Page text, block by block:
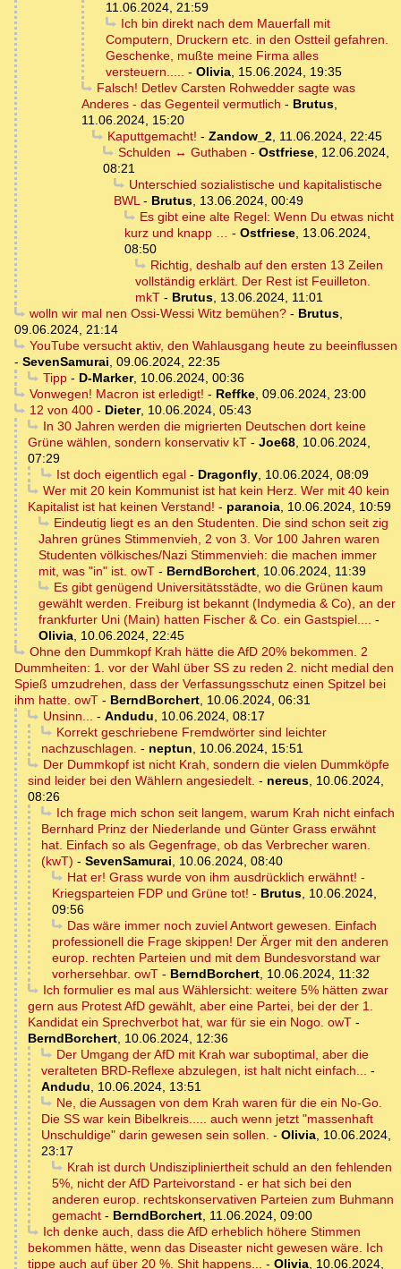
11.06.2024, 21:59
Ich bin direkt nach dem Mauerfall mit
Computern, Druckern etc. in den Ostteil gefahren.
Geschenke, mußte meine Firma alles
versteuern..... - Olivia, 15.06.2024, 19:35
Falsch! Detlev Carsten Rohwedder sagte was
Anderes - das Gegenteil vermutlich - Brutus,
11.06.2024, 15:20
Kaputtgemacht! - Zandow_2, 11.06.2024, 22:45
Schulden ↔ Guthaben - Ostfriese, 12.06.2024,
08:21
Unterschied sozialistische und kapitalistische
BWL- Brutus, 13.06.2024, 00:49
Es gibt eine alte Regel: Wenn Du etwas nicht
kurz und knapp … - Ostfriese, 13.06.2024,
08:50
Richtig, deshalb auf den ersten 13 Zeilen
vollständig erklärt. Der Rest ist Feuilleton.
mkT - Brutus, 13.06.2024, 11:01
wolln wir mal nen Ossi-Wessi Witz bemühen?- Brutus,
09.06.2024, 21:14
YouTube versucht aktiv, den Wahlausgang heute zu beeinflussen
- SevenSamurai, 09.06.2024, 22:35
Tipp- D-Marker, 10.06.2024, 00:36
Vonwegen! Macron ist erledigt! - Reffke, 09.06.2024, 23:00
12 von 400- Dieter, 10.06.2024, 05:43
In 30 Jahren werden die migrierten Deutschen dort keine
Grüne wählen, sondern konservativ kT - Joe68, 10.06.2024,
07:29
Ist doch eigentlich egal- Dragonfly, 10.06.2024, 08:09
Wer mit 20 kein Kommunist ist hat kein Herz. Wer mit 40 kein
Kapitalist ist hat keinen Verstand! - paranoia, 10.06.2024, 10:59
Eindeutig liegt es an den Studenten. Die sind schon seit zig
Jahren grünes Stimmenvieh, 2 von 3. Vor 100 Jahren waren
Studenten völkisches/Nazi Stimmenvieh: die machen immer
mit, was "in" ist. owT - BerndBorchert, 10.06.2024, 11:39
Es gibt genügend Universitätsstädte, wo die Grünen kaum
gewählt werden. Freiburg ist bekannt (Indymedia & Co), an der
frankfurter Uni (Main) hatten Fischer & Co. ein Gastspiel.... -
Olivia, 10.06.2024, 22:45
Ohne den Dummkopf Krah hätte die AfD 20% bekommen. 2
Dummheiten: 1. vor der Wahl über SS zu reden 2. nicht medial den
Spieß umzudrehen, dass der Verfassungsschutz einen Spitzel bei
ihm hatte. owT - BerndBorchert, 10.06.2024, 06:31
Unsinn... - Andudu, 10.06.2024, 08:17
Korrekt geschriebene Fremdwörter sind leichter
nachzuschlagen. - neptun, 10.06.2024, 15:51
Der Dummkopf ist nicht Krah, sondern die vielen Dummköpfe
sind leider bei den Wählern angesiedelt. - nereus, 10.06.2024,
08:26
Ich frage mich schon seit langem, warum Krah nicht einfach
Bernhard Prinz der Niederlande und Günter Grass erwähnt
hat. Einfach so als Gegenfrage, ob das Verbrecher waren.
(kwT) - SevenSamurai, 10.06.2024, 08:40
Hat er! Grass wurde von ihm ausdrücklich erwähnt! -
Kriegsparteien FDP und Grüne tot! - Brutus, 10.06.2024,
09:56
Das wäre immer noch zuviel Antwort gewesen. Einfach
professionell die Frage skippen! Der Ärger mit den anderen
europ. rechten Parteien und mit dem Bundesvorstand war
vorhersehbar. owT - BerndBorchert, 10.06.2024, 11:32
Ich formulier es mal aus Wählersicht: weitere 5% hätten zwar
gern aus Protest AfD gewählt, aber eine Partei, bei der der 1.
Kandidat ein Sprechverbot hat, war für sie ein Nogo. owT -
BerndBorchert, 10.06.2024, 12:36
Der Umgang der AfD mit Krah war suboptimal, aber die
veralteten BRD-Reflexe abzulegen, ist halt nicht einfach... -
Andudu, 10.06.2024, 13:51
Ne, die Aussagen von dem Krah waren für die ein No-Go.
Die SS war kein Bibelkreis..... auch wenn jetzt "massenhaft
Unschuldige" darin gewesen sein sollen. - Olivia, 10.06.2024,
23:17
Krah ist durch Undiszipliniertheit schuld an den fehlenden
5%, nicht der AfD Parteivorstand - er hat sich bei den
anderen europ. rechtskonservativen Parteien zum Buhmann
gemacht - BerndBorchert, 11.06.2024, 09:00
Ich denke auch, dass die AfD erheblich höhere Stimmen
bekommen hätte, wenn das Diseaster nicht gewesen wäre. Ich
tippe auch auf über 20 %. Shit happens... - Olivia, 10.06.2024,